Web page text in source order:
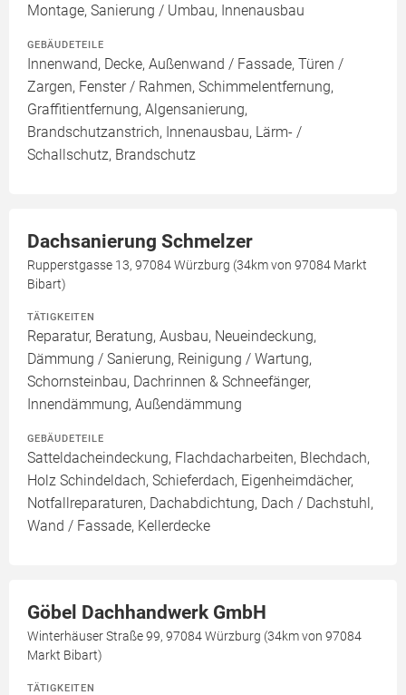
Montage, Sanierung / Umbau, Innenausbau
GEBÄUDETEILE
Innenwand, Decke, Außenwand / Fassade, Türen /
Zargen, Fenster / Rahmen, Schimmelentfernung,
Graffitientfernung, Algensanierung,
Brandschutzanstrich, Innenausbau, Lärm- /
Schallschutz, Brandschutz
Dachsanierung Schmelzer
Rupperstgasse 13, 97084 Würzburg (34km von 97084 Markt
Bibart)
TÄTIGKEITEN
Reparatur, Beratung, Ausbau, Neueindeckung,
Dämmung / Sanierung, Reinigung / Wartung,
Schornsteinbau, Dachrinnen & Schneefänger,
Innendämmung, Außendämmung
GEBÄUDETEILE
Satteldacheindeckung, Flachdacharbeiten, Blechdach,
Holz Schindeldach, Schieferdach, Eigenheimdächer,
Notfallreparaturen, Dachabdichtung, Dach / Dachstuhl,
Wand / Fassade, Kellerdecke
Göbel Dachhandwerk GmbH
Winterhäuser Straße 99, 97084 Würzburg (34km von 97084
Markt Bibart)
TÄTIGKEITEN